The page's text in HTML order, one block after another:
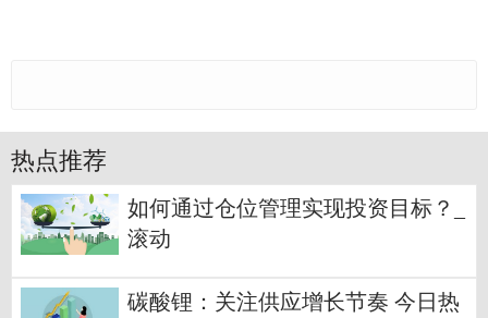
热点推荐
如何通过仓位管理实现投资目标？_
滚动
碳酸锂：关注供应增长节奏 今日热